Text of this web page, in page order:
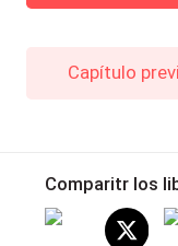
Capítulo
Comparitr los